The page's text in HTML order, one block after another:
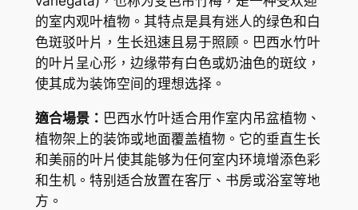
P
l
a
n
t
(
T
r
a
d
的室内观叶植物。其特点是具有迷人的绿色和白
色斑驳叶片，生长迅速且易于照顾。巴西水竹叶
的叶片呈心形，边缘带有白色或奶油色的斑纹，
使其成为装饰空间的理想选择。
適合場景： 巴西水竹叶适合用作室内吊盆植物、
植物架上的装饰或地面覆盖植物。它的垂直生长
和美丽的叶片使其能够为任何室内环境增添色彩
和生机。特别适合放置在客厅、书房或浴室等地
方。